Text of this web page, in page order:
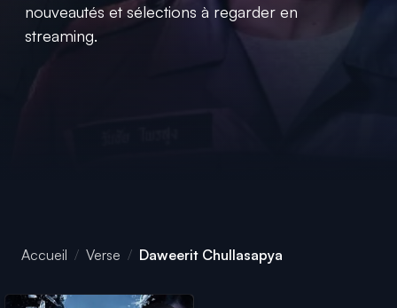
nouveautés et sélections à regarder en
streaming.
Accueil Verse Daweerit Chullasapya